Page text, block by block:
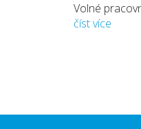
Volné
číst více